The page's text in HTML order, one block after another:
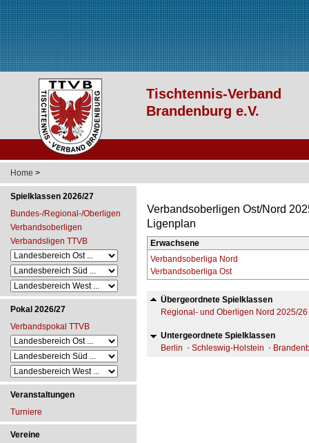
Home >
Spielklassen 2026/27
Bundes-/Regional-/Oberligen
Verbandsoberligen
Verbandsligen TTVB
Pokal 2026/27
Verbandspokal TTVB
Veranstaltungen
Turniere
Vereine
Verbandsoberligen Ost/Nord
Ligenplan
Erwachsene
Verbandsoberliga Nord
Verbandsoberliga Ost
Übergeordnete Spielklassen
Regional- und Oberligen Nord 2025/26
Untergeordnete Spielklassen
Berlin
Schleswig-Holstein